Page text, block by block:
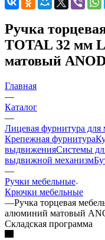
Ручка
TOTAL 32 мм
матовый
Главная
—
Каталог
—
Лицевая фурнитура для
Крепежная фурнитура
выдвиженияСистемы
выдвижной механизм
—
Ручки мебельные
Крючки мебельные
—Ручка торцевая
алюминий матовый
Складская программа